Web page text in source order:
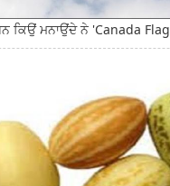
ਕਿਉਂ ਮਨਾਉਂਦੇ ਨੇ 'Canada